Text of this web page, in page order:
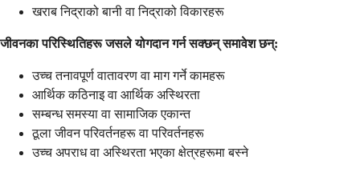
खराब निद्राको बानी वा निद्राको विकारहरू
जीवनका परिस्थितिहरू जसले योगदान गर्न सक्छन् समावेश छन्:
उच्च तनावपूर्ण वातावरण वा माग गर्ने कामहरू
आर्थिक कठिनाइ वा आर्थिक अस्थिरता
सम्बन्ध समस्या वा सामाजिक एकान्त
ठूला जीवन परिवर्तनहरू वा परिवर्तनहरू
उच्च अपराध वा अस्थिरता भएका क्षेत्रहरूमा बस्ने